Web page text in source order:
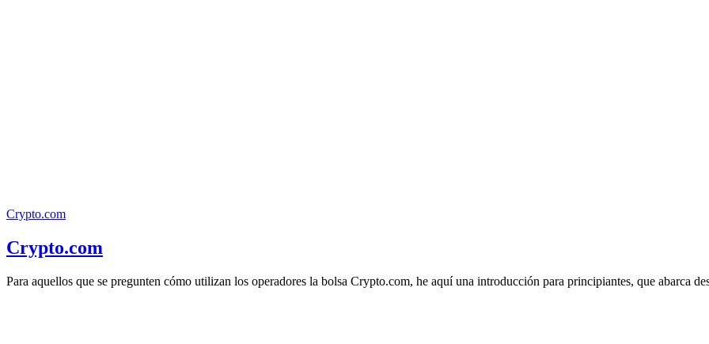
Crypto.com
Crypto.com
Para aquellos que se pregunten cómo utilizan los operadores la bolsa Crypto.com, he aquí una introducción para principiantes, que abarca